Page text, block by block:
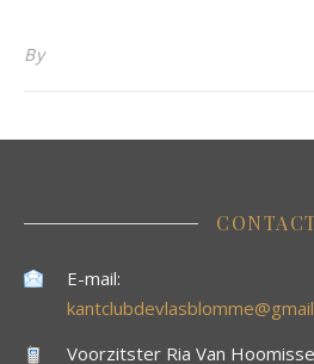
By
CONTACT
E-mail:
Voorzitster Ria Van